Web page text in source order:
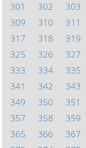
301
302 303
309
310 311
317
318 319
325
326 327
333
334 335
341
342 343
349
350 351
357
358 359
365
366 367